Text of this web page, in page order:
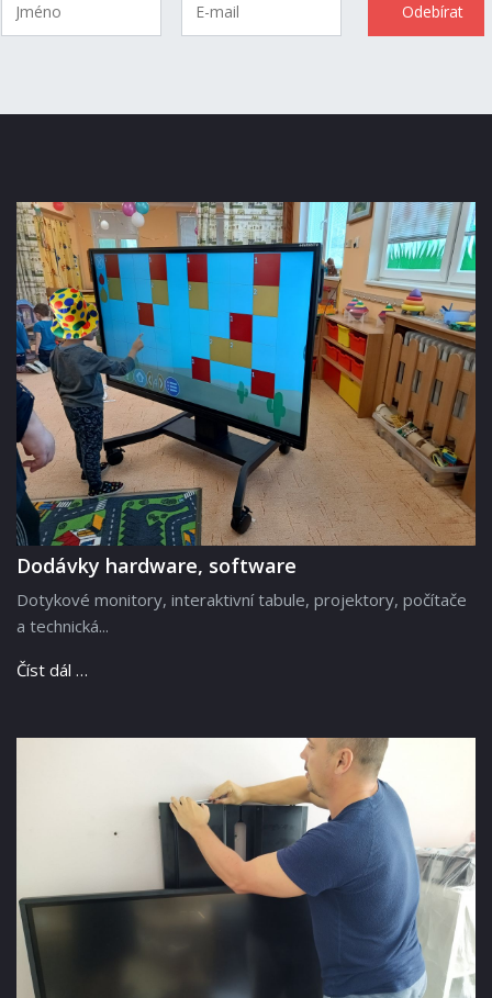
Dodávky hardware, software
Dotykové monitory, interaktivní tabule, projektory, počítače
a technická...
Číst dál …